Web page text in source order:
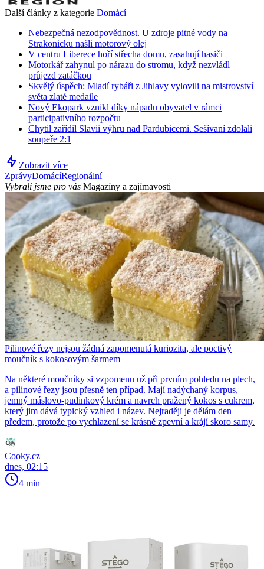
Další články z kategorie Domácí
Nebezpečná nezodpovědnost. U zdroje pitné vody na
Strakonicku našli motorový olej
V centru Liberece hoří střecha domu, zasahují hasiči
Motorkář zahynul po nárazu do stromu, když nezvládl
průjezd zatáčkou
Skvělý úspěch: Mladí rybáři z Jihlavy vylovili na mistrovství
světa zlaté medaile
Nový Ekopark vznikl díky nápadu obyvatel v rámci
participativního rozpočtu
Chytil zařídil Slavii výhru nad Pardubicemi. Sešívaní zdolali
soupeře 2:1
Zobrazit více
ZprávyDomácíRegionální
Vybrali jsme pro vás Magazíny a zajímavosti
Pilinové řezy nejsou žádná zapomenutá kuriozita, ale poctivý
moučník s kokosovým šarmem
Na některé moučníky si vzpomenu už při prvním pohledu na plech,
a pilinové řezy jsou přesně ten případ. Mají nadýchaný korpus,
jemný máslovo-pudinkový krém a navrch pražený kokos s cukrem,
který jim dává typický vzhled i název. Nejraději je dělám den
předem, protože po vychlazení se krásně zpevní a krájí skoro samy.
Cooky.cz
dnes, 02:15
4 min